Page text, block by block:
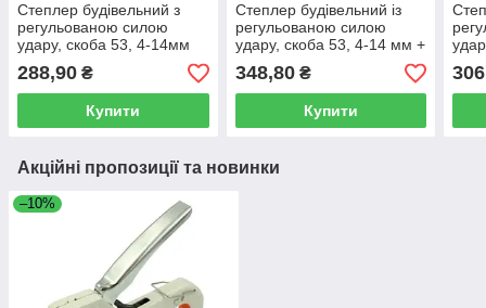
Степлер будівельний з
регульованою силою
удару, скоба 53, 4-14мм
Grad 2821115
288,90 ₴
Купити
Степлер будівельний із
регульованою силою
удару, скоба 53, 4-14 мм +
скоби 10 мм Grad 2821125
348,80₴
Купити
306
Акційні пропозиції та новинки
–10%